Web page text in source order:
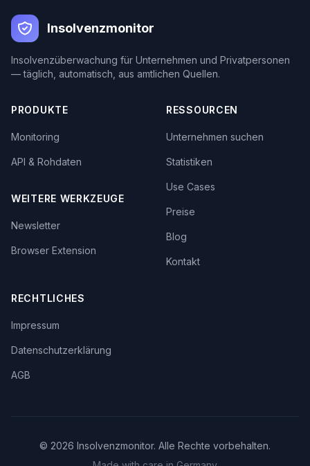
Insolvenzmonitor
Insolvenzüberwachung für Unternehmen und Privatpersonen
— täglich, automatisch, aus amtlichen Quellen.
PRODUKTE
Monitoring
API & Rohdaten
WEITERE WERKZEUGE
Newsletter
Browser Extension
RESSOURCEN
Unternehmen suchen
Statistiken
Use Cases
Preise
Blog
Kontakt
RECHTLICHES
Impressum
Datenschutzerklärung
AGB
© 2026 Insolvenzmonitor. Alle Rechte vorbehalten.